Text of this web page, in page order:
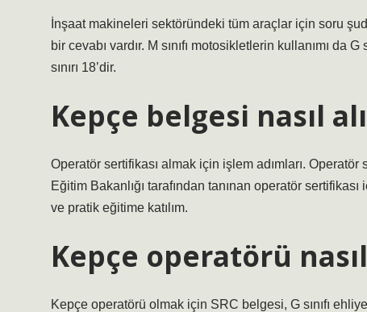
İnşaat makineleri sektöründeki tüm araçlar için soru
bir cevabı vardır. M sınıfı motosikletlerin kullanımı da
sınırı 18’dir.
Kepçe belgesi nasıl
Operatör sertifikası almak için işlem adımları.
Eğitim Bakanlığı tarafından tanınan operatör
ve pratik eğitime katılım.
Kepçe operatörü
Kepçe operatörü olmak için SRC belgesi, G sınıfı